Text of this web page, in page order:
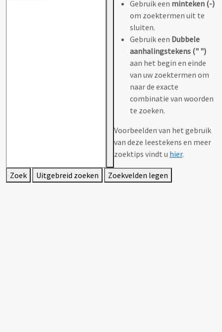
Gebruik een minteken (-)
om zoektermen uit te
sluiten.
Gebruik een Dubbele
aanhalingstekens (" ")
aan het begin en einde
van uw zoektermen om
naar de exacte
combinatie van woorden
te zoeken.
Voorbeelden van het gebruik
van deze leestekens en meer
zoektips vindt u hier.
Zoek Uitgebreid zoeken Zoekvelden legen